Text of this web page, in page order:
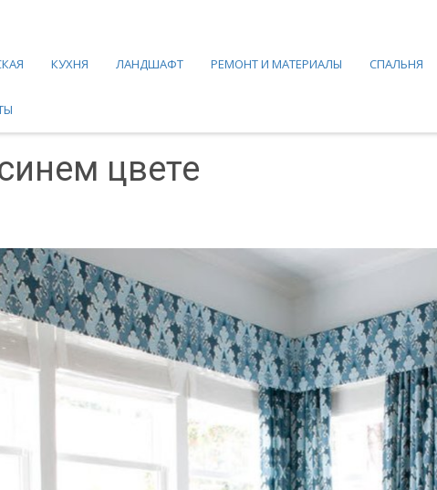
КУХНЯ ЛАНДШАФТ РЕМОНТ И МАТЕРИАЛЫ СПАЛЬНЯ
цвете